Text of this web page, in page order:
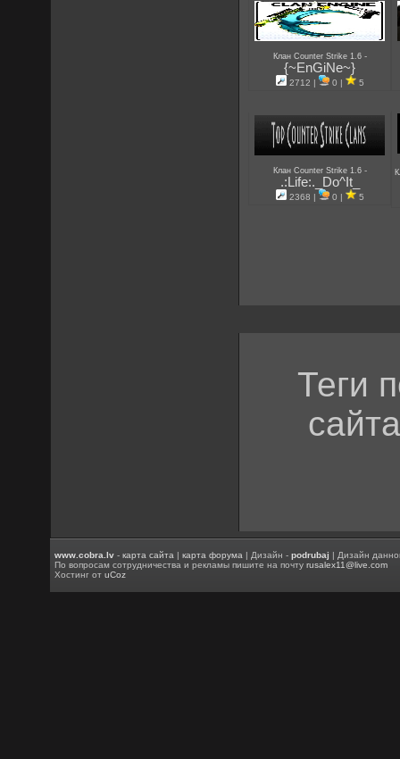
Клан Counter Strike 1.6 -
{~EnGiNe~}
2712 | 0 | 5
Клан Counter Strike 1.6 -
.:Life:._Do^It_
2368 | 0 | 5
Теги
www.cobra.lv -карта сайта |карта форума | Дизайн -podrubaj | Дизайн
По вопросам сотрудничества и рекламы пишите на почтуrusalex11@live.com
Хостинг отuCoz